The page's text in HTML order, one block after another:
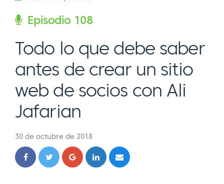
Episodio 108
Todo lo que debe saber
antes de crear un sitio
web de socios con Ali
Jafarian
30 de octubre de 2018